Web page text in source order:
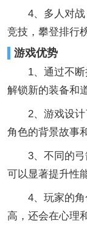
4、多人对战
竞技，攀登排行
游戏优势
1、通过不断
解锁新的装备和
2、游戏设计
角色的背景故事
3、不同的弓
可以显著提升性能
4、玩家的角
高，还会在心理